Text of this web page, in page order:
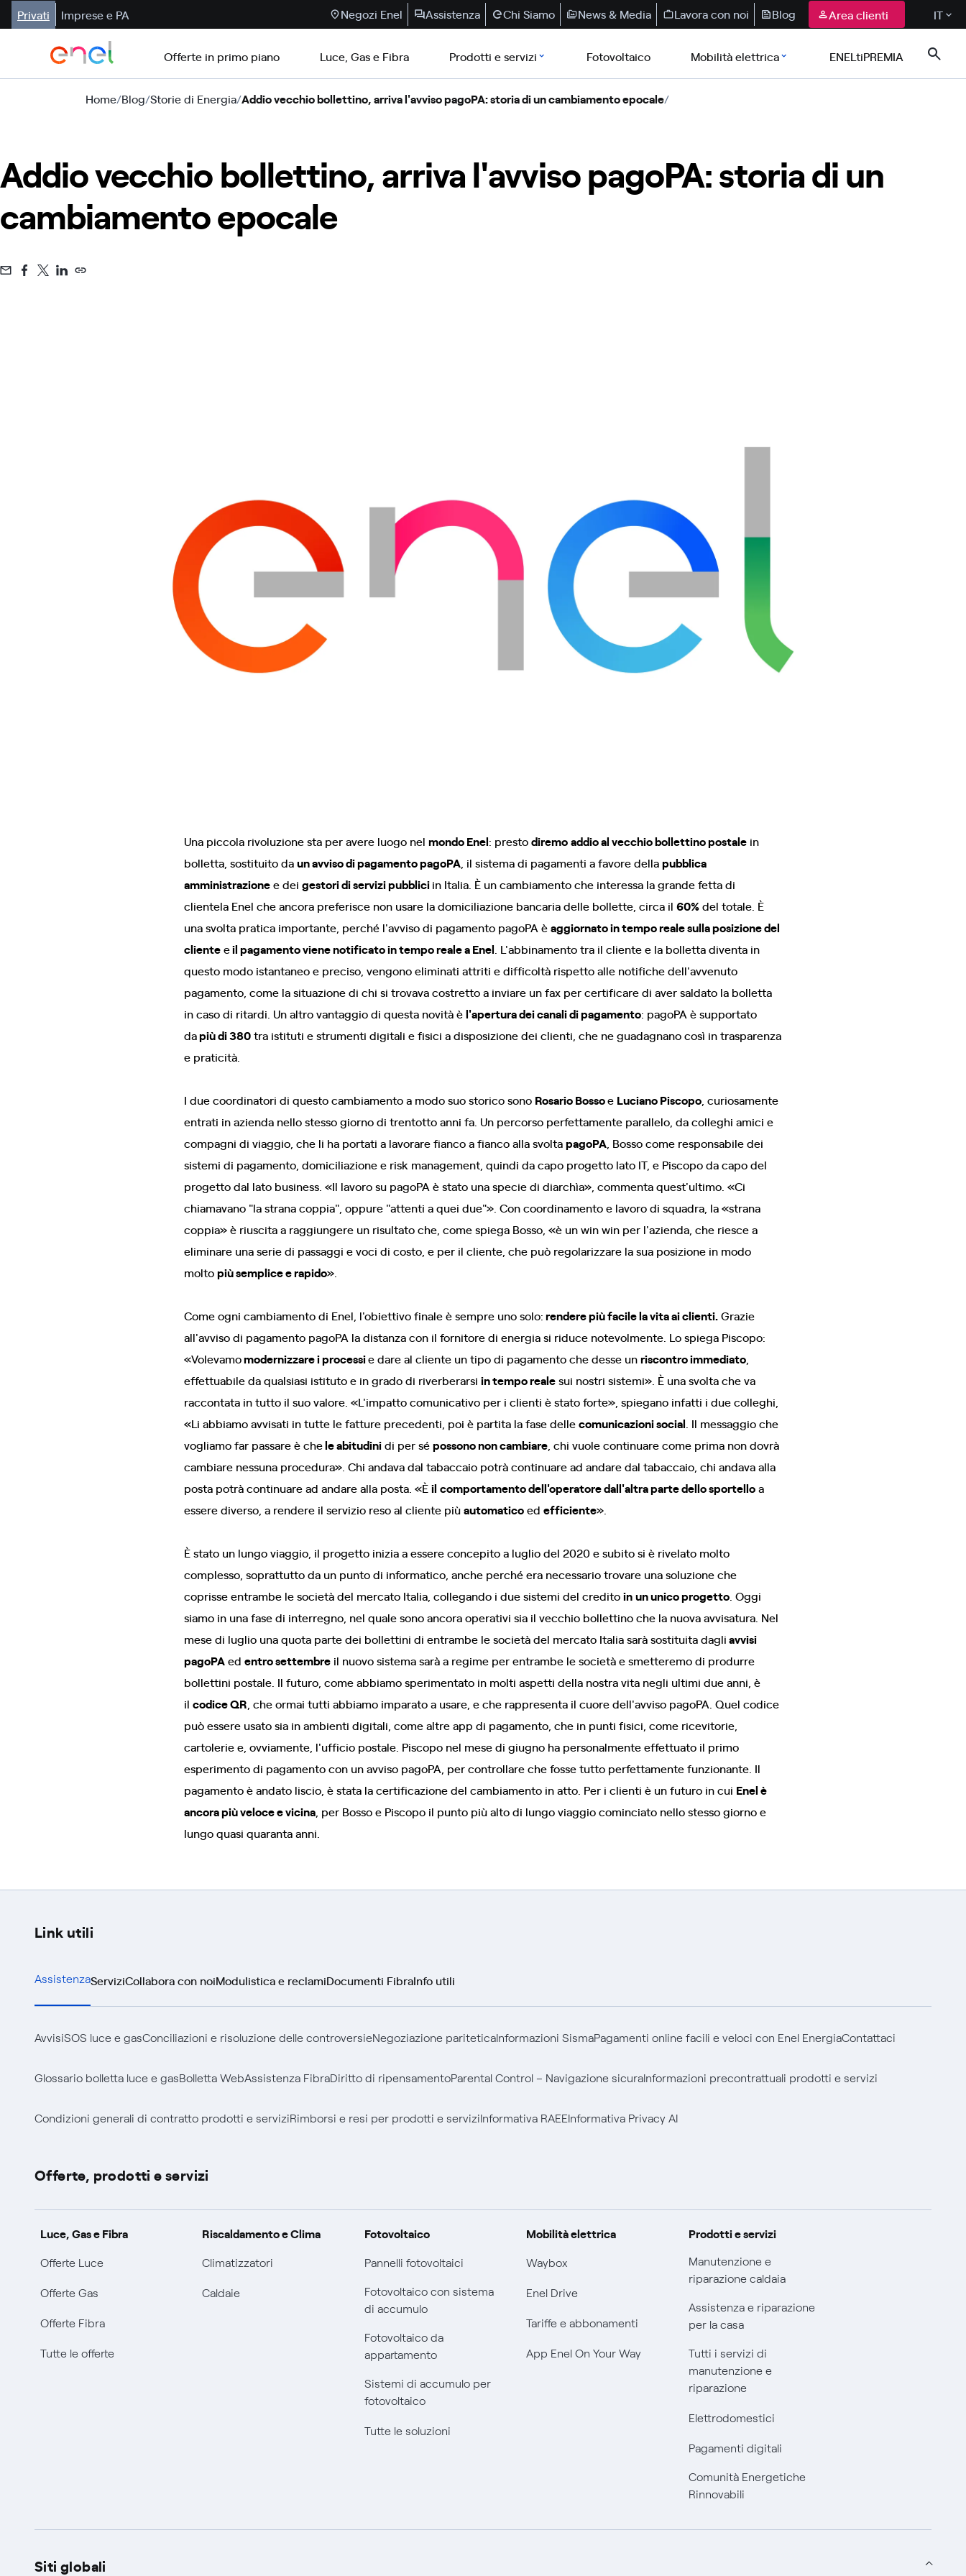
Privati Imprese e PA Negozi Enel Assistenza Chi Siamo News & Media Lavora con noi Blog Area clienti IT
Offerte in primo piano Luce, Gas e Fibra Prodotti e servizi Fotovoltaico Mobilità elettrica ENELtiPREMIA
Home/Blog/Storie di Energia/Addio vecchio bollettino, arriva l'avviso pagoPA: storia di un cambiamento epocale/
Addio vecchio bollettino, arriva l'avviso pagoPA: storia di un
cambiamento epocale
Una piccola rivoluzione sta per avere luogo nel mondo Enel: prestodiremoaddio al vecchio bollettino postale in
bolletta, sostituito daun avviso di pagamento pagoPA , il sistema di pagamenti a favore dellapubblica
amministrazionee dei gestori di servizi pubbliciin Italia. È un cambiamento che interessa la grande fetta di
clientela Enel che ancora preferisce non usare la domiciliazione bancaria delle bollette, circa il 60%del totale. È
una svolta pratica importante, perché l'avviso di pagamento pagoPA èaggiornato in tempo reale sulla posizione del
clienteeil pagamento viene notificato in tempo reale a Enel . L'abbinamento tra il cliente e la bolletta diventa in
questo modo istantaneo e preciso, vengono eliminati attriti e difficoltà rispetto alle notifiche dell'avvenuto
pagamento, come la situazione di chi si trovava costretto a inviare un fax per certificare di aver saldato la bolletta
in caso di ritardi. Un altro vantaggio di questa novità èl'apertura dei canali di pagamento: pagoPA è supportato
dapiù di 380tra istituti e strumenti digitali e fisici a disposizione dei clienti, che ne guadagnano così in trasparenza
e praticità.
I due coordinatori di questo cambiamento a modo suo storico sono Rosario Bossoe Luciano Piscopo , curiosamente
entrati in azienda nello stesso giorno di trentotto anni fa. Un percorso perfettamente parallelo, da colleghi amici e
compagni di viaggio, che li ha portati a lavorare fianco a fianco alla svoltapagoPA , Bosso come responsabile dei
sistemi di pagamento, domiciliazione e risk management, quindi da capo progetto lato IT, e Piscopo da capo del
progetto dal lato business. «Il lavoro su pagoPA è stato una specie di diarchìa», commenta quest'ultimo. «Ci
chiamavano "la strana coppia", oppure "attenti a quei due"». Con coordinamento e lavoro di squadra, la «strana
coppia» è riuscita a raggiungere un risultato che, come spiega Bosso, «è un win win per l'azienda, che riesce a
eliminare una serie di passaggi e voci di costo, e per il cliente, che può regolarizzare la sua posizione in modo
moltopiù semplice e rapido».
Come ogni cambiamento di Enel, l'obiettivo finale è sempre uno solo:rendere più facile la vita ai clienti.Grazie
all'avviso di pagamento pagoPA la distanza con il fornitore di energia si riduce notevolmente. Lo spiega Piscopo:
«Volevamomodernizzare i processie dare al cliente un tipo di pagamento che desse unriscontro immediato
effettuabile da qualsiasi istituto e in grado di riverberarsi in tempo realesui nostri sistemi». È una svolta che va
raccontata in tutto il suo valore. «L'impatto comunicativo per i clienti è stato forte», spiegano infatti i due colleghi,
«Li abbiamo avvisati in tutte le fatture precedenti, poi è partita la fase dellecomunicazioni social . Il messaggio che
vogliamo far passare è chele abitudinidi per sépossono non cambiare , chi vuole continuare come prima non dovrà
cambiare nessuna procedura». Chi andava dal tabaccaio potrà continuare ad andare dal tabaccaio, chi andava alla
posta potrà continuare ad andare alla posta. «Èil comportamento dell'operatore dall'altra parte dello sportelloa
essere diverso, a rendere il servizio reso al cliente piùautomaticoed efficiente».
È stato un lungo viaggio, il progetto inizia a essere concepito a luglio del 2020 e subito si è rivelato molto
complesso, soprattutto da un punto di informatico, anche perché era necessario trovare una soluzione che
coprisse entrambe le società del mercato Italia, collegando i due sistemi del creditoinun unico progetto . Oggi
siamo in una fase di interregno, nel quale sono ancora operativi sia il vecchio bollettino che la nuova avvisatura. Nel
mese di luglio una quota parte dei bollettini di entrambe le società del mercato Italia sarà sostituita dagliavvisi
pagoPAed entro settembre il nuovo sistema sarà a regime per entrambe le società e smetteremo di produrre
bollettini postale. Il futuro, come abbiamo sperimentato in molti aspetti della nostra vita negli ultimi due anni, è
il codice QR , che ormai tutti abbiamo imparato a usare, e che rappresenta il cuore dell'avviso pagoPA. Quel codice
può essere usato sia in ambienti digitali, come altre app di pagamento, che in punti fisici, come ricevitorie,
cartolerie e, ovviamente, l'ufficio postale. Piscopo nel mese di giugno ha personalmente effettuato il primo
esperimento di pagamento con un avviso pagoPA, per controllare che fosse tutto perfettamente funzionante. Il
pagamento è andato liscio, è stata la certificazione del cambiamento in atto. Per i clienti è un futuro in cui Enel è
ancora più veloce e vicina , per Bosso e Piscopo il punto più alto di lungo viaggio cominciato nello stesso giorno e
lungo quasi quaranta anni.
Link utili
AssistenzaServiziCollabora con noiModulistica e reclamiDocumenti FibraInfo utili
AvvisiSOS luce e gasConciliazioni e risoluzione delle controversieNegoziazione pariteticaInformazioni SismaPagamenti online facili e veloci con Enel EnergiaContattaci
Glossario bolletta luce e gasBolletta WebAssistenza FibraDiritto di ripensamentoParental Control – Navigazione sicuraInformazioni precontrattuali prodotti e servizi
Condizioni generali di contratto prodotti e serviziRimborsi e resi per prodotti e serviziInformativa RAEEInformativa Privacy AI
Offerte, prodotti e servizi
Luce, Gas e Fibra
Offerte Luce
Offerte Gas
Offerte Fibra
Tutte le offerte
Riscaldamento e Clima
Climatizzatori
Caldaie
Fotovoltaico
Pannelli fotovoltaici
Fotovoltaico con sistema
di accumulo
Fotovoltaico da
appartamento
Sistemi di accumulo per
fotovoltaico
Tutte le soluzioni
Mobilità elettrica
Waybox
Enel Drive
Tariffe e abbonamenti
App Enel On Your Way
Prodotti e servizi
Manutenzione e
riparazione caldaia
Assistenza e riparazione
per la casa
Tutti i servizi di
manutenzione e
riparazione
Elettrodomestici
Pagamenti digitali
Comunità Energetiche
Rinnovabili
Siti globali